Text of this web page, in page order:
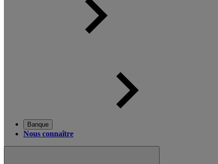
Banque
Nous connaître